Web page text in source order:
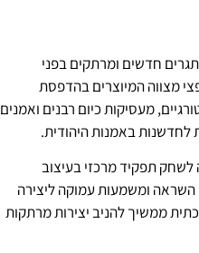
חדשים ומרתקים בפני
מצווה המיוצרים בהדפסת
מעסיקות כיום רבנים ואמנים
לחדשנות באמנות היהודית.
תפקיד מרכזי בעיצוב
ומשמעות עמוקה ליצירה
ממשיך להניב יצירות מרתקות